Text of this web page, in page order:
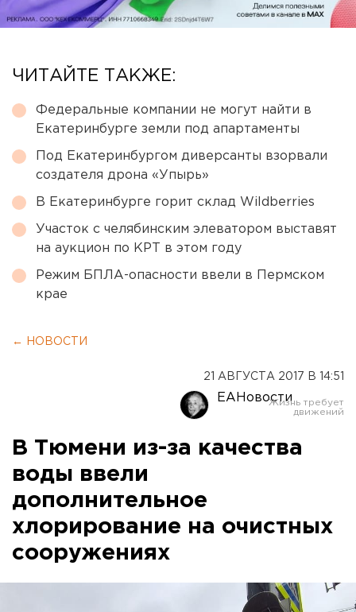
ЧИТАЙТЕ ТАКЖЕ:
Федеральные компании не могут найти в
Екатеринбурге земли под апартаменты
Под Екатеринбургом диверсанты взорвали
создателя дрона «Упырь»
В Екатеринбурге горит склад Wildberries
Участок с челябинским элеватором выставят
на аукцион по КРТ в этом году
Режим БПЛА-опасности ввели в Пермском
крае
← НОВОСТИ
21 АВГУСТА 2017 В 14:51
ЕАНовости
В Тюмени из-за качества
воды ввели
дополнительное
хлорирование на очистных
сооружениях